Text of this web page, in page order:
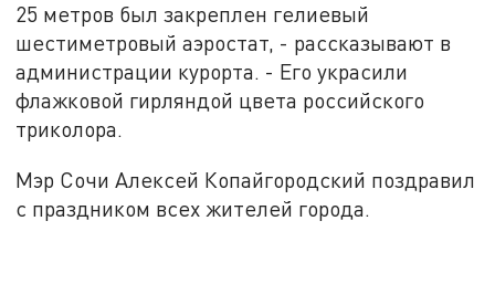
25 метров был закреплен гелиевый
шестиметровый аэростат, - рассказывают в
администрации курорта. - Его украсили
флажковой гирляндой цвета российского
триколора.
Мэр Сочи Алексей Копайгородский поздравил
с праздником всех жителей города.